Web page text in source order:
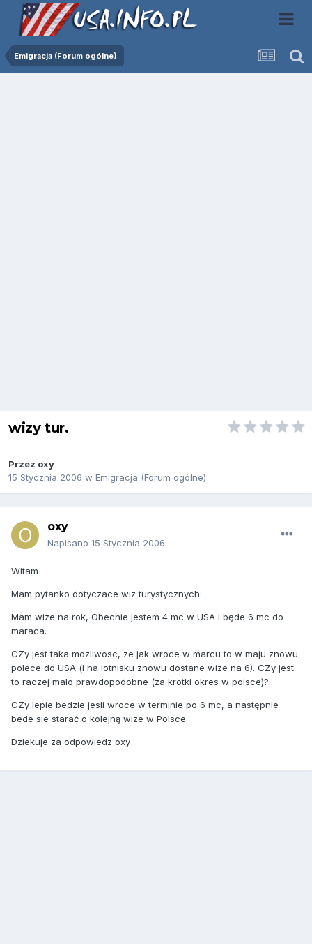
Emigracja (Forum ogólne)
wizy tur.
Przez oxy
15 Stycznia 2006 w Emigracja (Forum ogólne)
oxy
Napisano 15 Stycznia 2006
Witam
Mam pytanko dotyczace wiz turystycznych:
Mam wize na rok, Obecnie jestem 4 mc w USA i będe 6 mc do
maraca.
CZy jest taka mozliwosc, ze jak wroce w marcu to w maju znowu
polece do USA (i na lotnisku znowu dostane wize na 6). CZy jest
to raczej malo prawdopodobne (za krotki okres w polsce)?
CZy lepie bedzie jesli wroce w terminie po 6 mc, a następnie
bede sie starać o kolejną wize w Polsce.
Dziekuje za odpowiedz oxy